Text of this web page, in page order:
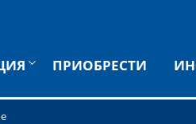
ПРИОБРЕСТИ